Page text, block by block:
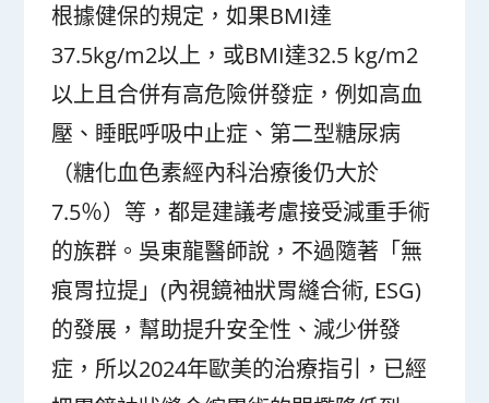
根據健保的規定，如果BMI達
37.5kg/m2以上，或BMI達32.5 kg/m2
以上且合併有高危險併發症，例如高血
壓、睡眠呼吸中止症、第二型糖尿病
（糖化血色素經內科治療後仍大於
7.5％）等，都是建議考慮接受減重手術
的族群。吳東龍醫師說，不過隨著「無
痕胃拉提」(內視鏡袖狀胃縫合術, ESG)
的發展，幫助提升安全性、減少併發
症，所以2024年歐美的治療指引，已經